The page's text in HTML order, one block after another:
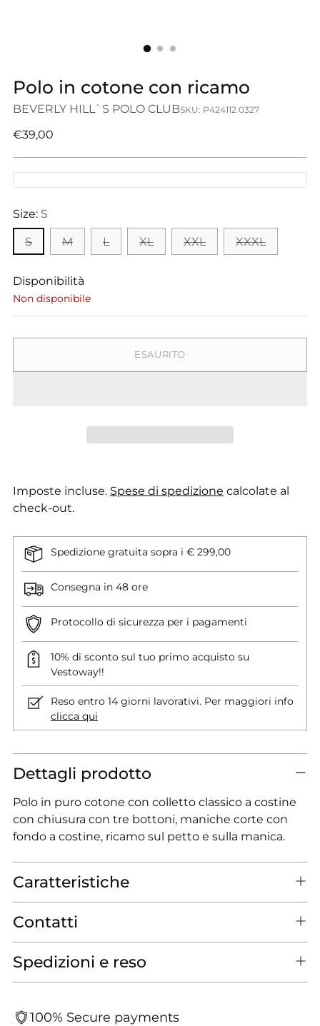
Polo in cotone con ricamo
BEVERLY HILL`S POLO CLUBSKU: P424112 0327
Prezzo
€39,00
Size: S
S
M L XL XXL XXXL
Disponibilità
Non disponibile
ESAURITO
Imposte incluse. Spese di spedizione calcolate al
check-out.
Spedizione gratuita sopra i € 299,00
Consegna in 48 ore
Protocollo di sicurezza per i pagamenti
10% di sconto sul tuo primo acquisto su
Vestoway!!
Reso entro 14 giorni lavorativi. Per maggiori info
clicca qui
Dettagli prodotto
Polo in puro cotone con colletto classico a costine
con chiusura con tre bottoni, maniche corte con
fondo a costine, ricamo sul petto e sulla manica.
Caratteristiche
Contatti
Spedizioni e reso
100% Secure payments